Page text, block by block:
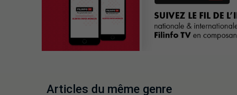
Articles du même genre